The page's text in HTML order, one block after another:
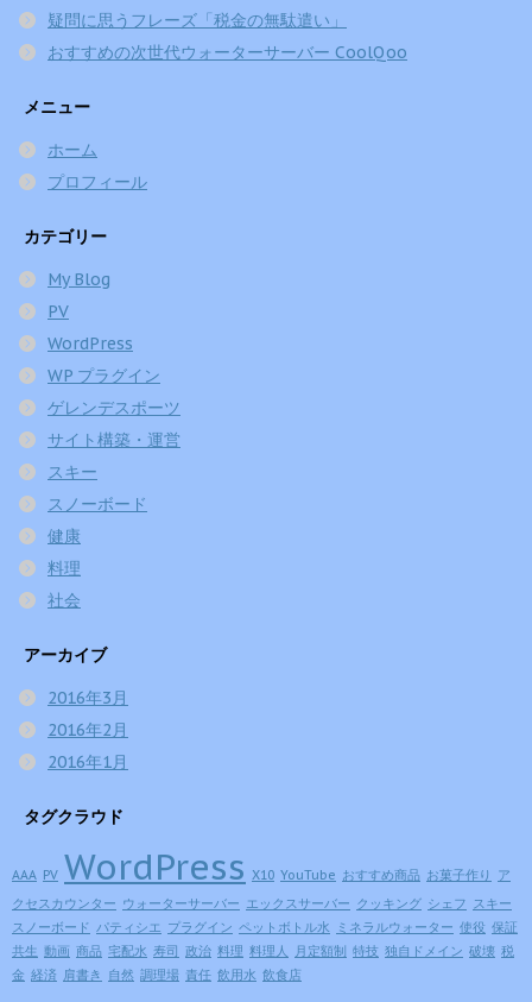
疑問に思うフレーズ「税金の無駄遣い」
おすすめの次世代ウォーターサーバー CoolQoo
メニュー
ホーム
プロフィール
カテゴリー
My Blog
PV
WordPress
WP プラグイン
ゲレンデスポーツ
サイト構築・運営
スキー
スノーボード
健康
料理
社会
アーカイブ
2016年3月
2016年2月
2016年1月
タグクラウド
AAA PV WordPress X10 YouTube おすすめ商品 お菓子作り
ア
クセスカウンター ウォーターサーバー エックスサーバー クッキング シェフ スキー
スノーボード パティシエ プラグイン ペットボトル水 ミネラルウォーター 使役 保証
共生 動画 商品 宅配水 寿司 政治 料理 料理人 月定額制 特技 独自ドメイン 破壊 税
金 経済 肩書き 自然 調理場 責任 飲用水 飲食店